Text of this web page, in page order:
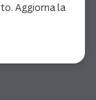
Aggiorna la